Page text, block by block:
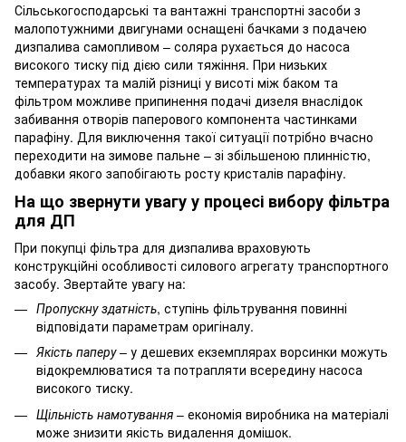
Сільськогосподарські та вантажні транспортні засоби з
малопотужними двигунами оснащені бачками з подачею
дизпалива самопливом – соляра рухається до насоса
високого тиску під дією сили тяжіння. При низьких
температурах та малій різниці у висоті між баком та
фільтром можливе припинення подачі дизеля внаслідок
забивання отворів паперового компонента частинками
парафіну. Для виключення такої ситуації потрібно вчасно
переходити на зимове пальне – зі збільшеною плинністю,
добавки якого запобігають росту кристалів парафіну.
На що звернути увагу у процесі вибору фільтра
для ДП
При покупці фільтра для дизпалива враховують
конструкційні особливості силового агрегату транспортного
засобу. Звертайте увагу на:
Пропускну здатність, ступінь фільтрування повинні
відповідати параметрам оригіналу.
Якість паперу– у дешевих екземплярах ворсинки можуть
відокремлюватися та потрапляти всередину насоса
високого тиску.
Щільність намотування – економія виробника на матеріалі
може знизити якість видалення домішок.